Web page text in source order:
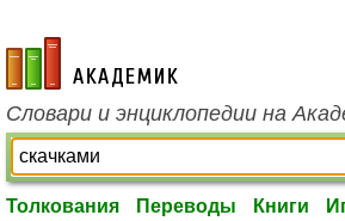
academic.ru
Словари и энциклопедии на
Толкования Переводы Книги